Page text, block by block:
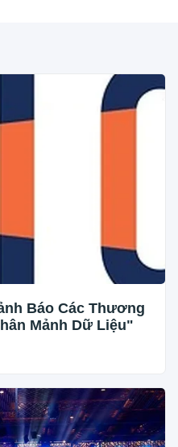
Báo Các Thương
Mảnh Dữ Liệu"